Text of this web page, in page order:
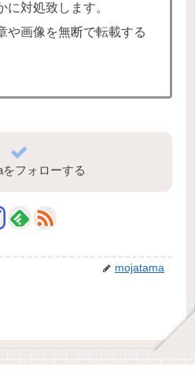
に対処致します。
や画像を無断で転載する
をフォローする
mojatama